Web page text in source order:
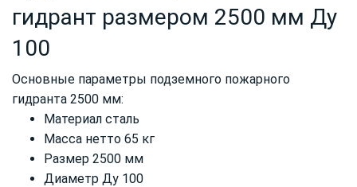
гидрант размером 2500 мм Ду
100
Основные параметры подземного пожарного
гидранта 2500 мм:
Материал сталь
Масса нетто 65 кг
Размер 2500 мм
Диаметр Ду 100